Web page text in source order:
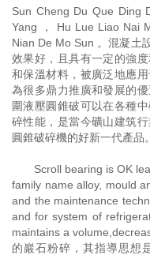
Sun Cheng Du Que Ding
Yang ， Hu Lue Liao Nai
Nian De Mo Sun 。混凝土
效果好，且具有一定的強
和保溫材料，被廣泛地應
為很多鼎力推廣和發展的
圍液壓圓錐破可以在各種
碎性能，是當今礦山建筑
圓錐破碎機的好新一代產品。
Scroll bearing is OK
family name alloy, mould
and the maintenance
and for system of
maintains a
的巖石粉碎，其指導思想